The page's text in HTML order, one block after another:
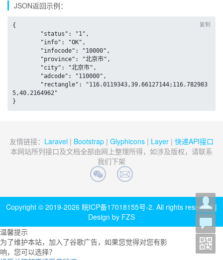
JSON返回示例：
复制
{
5,40.2164962"
}
友情链接： Laravel | Bootstrap | Glyphicons | Layer | 快递API接口
本网站所列接口及文档全部由网上整理所得，如涉及版权，请联系
我们下架
Copyright © 2019-2026 皖ICP备17018155号-2. All rights reserved |
Design by FZS
温馨提示
为了维护本站，加入了谷歌广告，如果您觉得对您有影
响，您可以选择？